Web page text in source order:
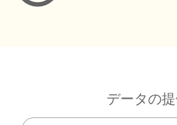
データの